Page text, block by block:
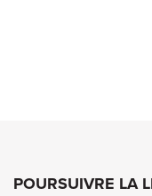
POURSUIVRE LA